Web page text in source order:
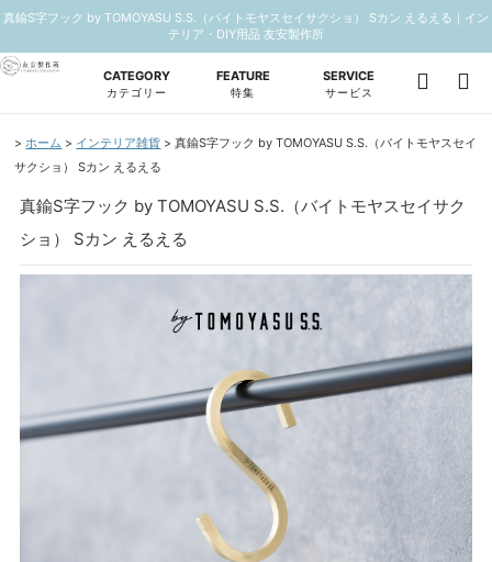
真鍮S字フック by TOMOYASU S.S.（バイトモヤスセイサクショ） Sカン えるえる｜イン
テリア・DIY用品 友安製作所
CATEGORY
カテゴリー
FEATURE
特集
SERVICE
サービス
ホーム インテリア雑貨
真鍮S字フック by TOMOYASU S.S.（バイトモヤスセイ
サクショ） Sカン えるえる
真鍮S字フック by TOMOYASU S.S.（バイトモヤスセイサク
ショ） Sカン えるえる